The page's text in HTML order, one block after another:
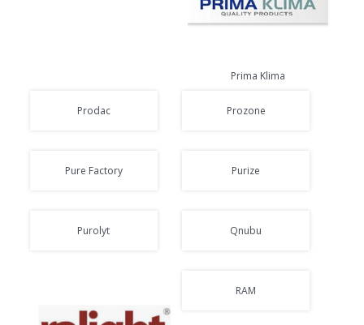
Prima Klima
Prodac Prozone
Pure Factory Purize
Purolyt Qnubu
RAM